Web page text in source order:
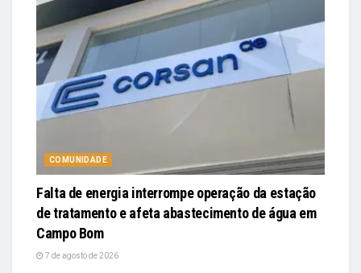
COMUNIDADE
Falta de energia interrompe operação da estação
de tratamento e afeta abastecimento de água em
Campo Bom
7 de agosto de 2026